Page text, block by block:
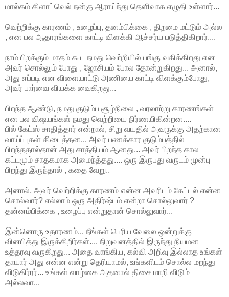
மால்கம் கிளாட்வெல் நன்கு ஆராய்ந்து தெளிவாக எழுதி உள்ளார்...
வெற்றிக்கு காரணம் , உழைப்பு, தனம்பிக்கை , திறமை மட்டும் அல்ல
, என பல ஆதாரங்களை காட்டி விளக்கி ஆச்சர்ய படுத்திகிறார்....
நாம் பிறக்கும் மாதம் கூட நமது வெற்றியில் பங்கு வகிக்கிறது என
அவர் சொல்லும் போது , ஜோசியம் போல தோன்றுகிறது... அனால்,
அது எப்படி என விளையாட்டு அணியை காட்டி விளக்கும்போது,
அவர் பார்வை வியக்க வைகிறது...
பிறந்த ஆண்டு, நமது குடும்ப சூழ்நிலை , வரலாற்று காரணங்கள்
என பல விஷயங்கள் நமது வெற்றியை நிர்ணயிகின்றன....
பில் கேட்ஸ் சாதித்தார் என்றால், சிறு வயதில் அவருக்கு அதற்கான
வாய்ப்புகள் கிடைத்தன... அவர் பணக்கார குடும்பத்தில்
பிறந்ததால்தான் அது சாத்தியம் ஆனது... அவர் பிறந்த கால
கட்டமும் சாதகமாக அமைந்த்தது.... ஒரு இருபது வருடம் முன்பு
பிறந்து இருந்தால் , கதை வேறு..
அனால், அவர் வெற்றிக்கு காரணம் என்ன அவரிடம் கேட்டல் என்ன
சொல்வார்? எல்லாம் ஒரு அதிர்ஷ்டம் என்றா சொல்லுவார் ?
தன்னம்பிக்கை , உழைப்பு என்றுதான் சொல்லுவார்...
இன்னொரு உதாரணம்... நீங்கள் பெரிய வேலை ஒன்றுக்கு
வினபித்து இருக்கிறிர்கள்.... நிறுவனத்தில் இருந்து நியமன
உத்தரவு வருகிறது... அதை வாங்கிய, கல்வி அறிவு இல்லாத உங்கள்
தாயார் அது என்ன என்று தெரியாமல், உங்களிடம் சொல்ல மறந்து
விடுகிர்ரர்... உங்கள் வாழ்கை அதனால் திசை மாறி விடும்
அல்லவா...